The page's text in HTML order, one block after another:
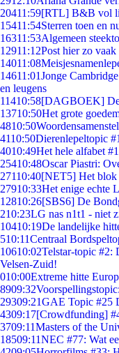
20411:59[RTL] B&B vol
15411:54Sterren toen en
16311:53Algemeen
12911:12Post hier zo
14011:08
14611:01Jonge
en leugens
11410:58[DAGBOEK] De
13710:50Het grote
4810:50
4110:50Dierenlepeltopic
4010:49Het hele alfabet
25410:48Oscar Piastri:
27110:40[NET5] Het blok
27910:33Het enige echte
12810:26[SBS6] De
210:23LG nas n1t1 - niet
10410:19De landelijke
510:11Centraal
10610:02Telstar-topic #2:
Velsen-Zuid!
010:00Extreme hitte
8909:32
29309:21GAE Topic #25
4309:17[Crowdfunding]
3709:11Masters of the
18509:11NEC #77: Wat